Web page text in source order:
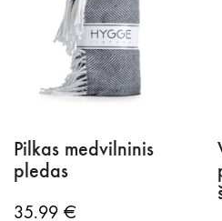
Pilkas medvilninis
pledas
35.99 €